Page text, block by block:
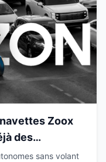
Zoox
des
sans volant